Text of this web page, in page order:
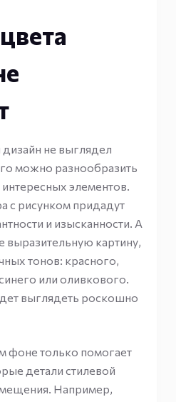
не выглядел
можно разнообразить
элементов.
с рисунком придадут
и изысканности. А
выразительную картину,
тонов: красного,
или оливкового.
выглядеть роскошно
фоне только помогает
детали стилевой
Например,